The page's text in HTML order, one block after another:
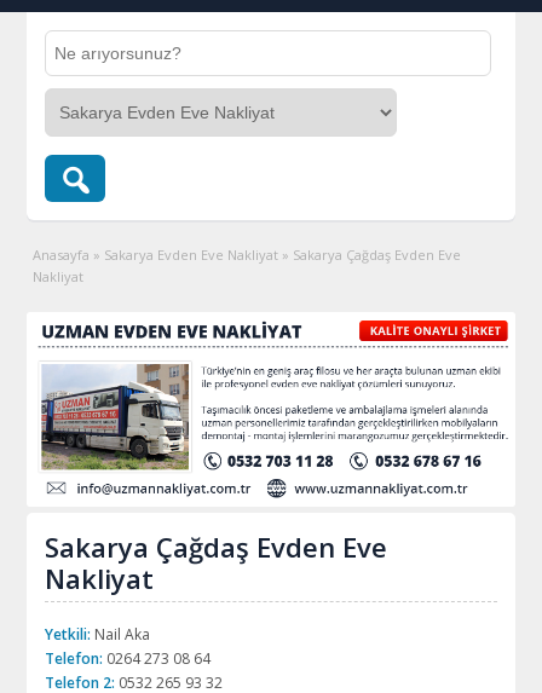
Anasayfa » Sakarya Evden Eve Nakliyat » Sakarya Çağdaş Evden Eve
Nakliyat
Sakarya Çağdaş Evden Eve
Nakliyat
Yetkili: Nail Aka
Telefon: 0264 273 08 64
Telefon 2: 0532 265 93 32